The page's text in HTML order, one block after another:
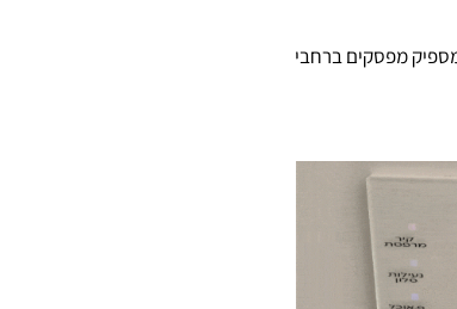
מפסקים ברחבי